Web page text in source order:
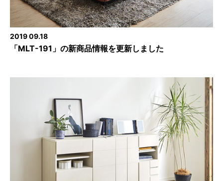
2019 09.18
「MLT-191」の新商品情報を更新しました